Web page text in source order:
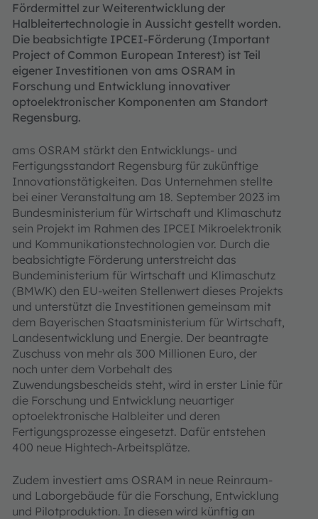
Fördermittel zur Weiterentwicklung der
Halbleitertechnologie in Aussicht gestellt worden.
Die beabsichtigte IPCEI-Förderung (Important
Project of Common European Interest) ist Teil
eigener Investitionen von ams OSRAM in
Forschung und Entwicklung innovativer
optoelektronischer Komponenten am Standort
Regensburg.
ams OSRAM stärkt den Entwicklungs- und
Fertigungsstandort Regensburg für zukünftige
Innovationstätigkeiten. Das Unternehmen stellte
bei einer Veranstaltung am 18. September 2023 im
Bundesministerium für Wirtschaft und Klimaschutz
sein Projekt im Rahmen des IPCEI Mikroelektronik
und Kommunikationstechnologien vor. Durch die
beabsichtigte Förderung unterstreicht das
Bundeministerium für Wirtschaft und Klimaschutz
(BMWK) den EU-weiten Stellenwert dieses Projekts
und unterstützt die Investitionen gemeinsam mit
dem Bayerischen Staatsministerium für Wirtschaft,
Landesentwicklung und Energie. Der beantragte
Zuschuss von mehr als 300 Millionen Euro, der
noch unter dem Vorbehalt des
Zuwendungsbescheids steht, wird in erster Linie für
die Forschung und Entwicklung neuartiger
optoelektronische Halbleiter und deren
Fertigungsprozesse eingesetzt. Dafür entstehen
400 neue Hightech-Arbeitsplätze.
Zudem investiert ams OSRAM in neue Reinraum-
und Laborgebäude für die Forschung, Entwicklung
und Pilotproduktion. In diesen wird künftig an